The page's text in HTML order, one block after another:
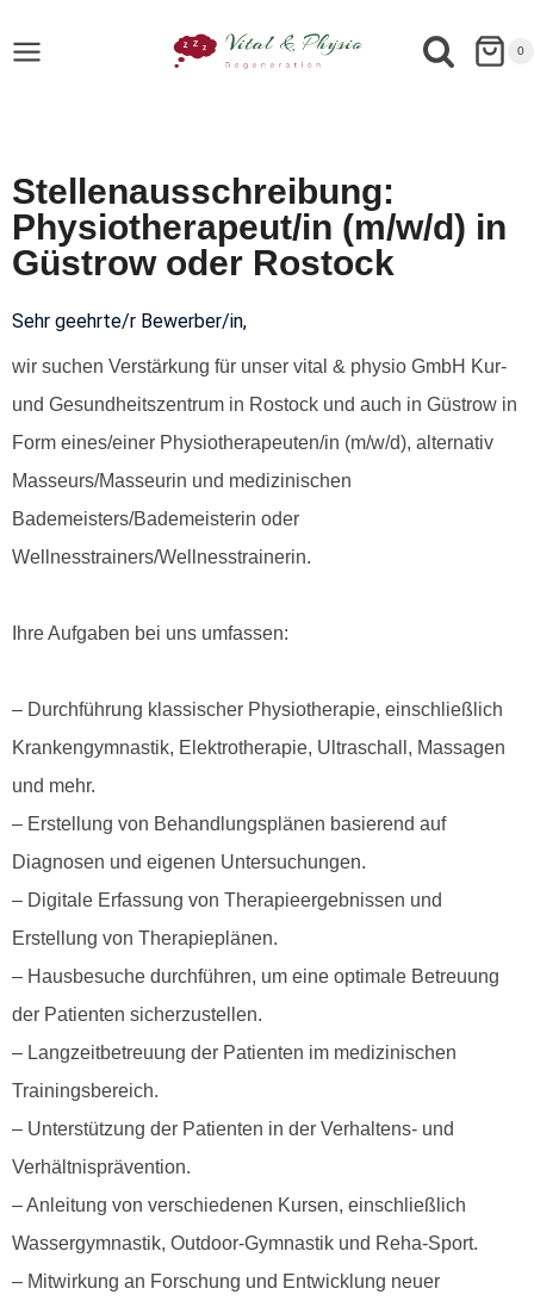
0
Stellenausschreibung:
Physiotherapeut/in (m/w/d) in
Güstrow oder Rostock
Sehr geehrte/r Bewerber/in,
wir suchen Verstärkung für unser vital & physio GmbH Kur-
und Gesundheitszentrum in Rostock und auch in Güstrow in
Form eines/einer Physiotherapeuten/in (m/w/d), alternativ
Masseurs/Masseurin und medizinischen
Bademeisters/Bademeisterin oder
Wellnesstrainers/Wellnesstrainerin.
Ihre Aufgaben bei uns umfassen:
– Durchführung klassischer Physiotherapie, einschließlich
Krankengymnastik, Elektrotherapie, Ultraschall, Massagen
und mehr.
– Erstellung von Behandlungsplänen basierend auf
Diagnosen und eigenen Untersuchungen.
– Digitale Erfassung von Therapieergebnissen und
Erstellung von Therapieplänen.
– Hausbesuche durchführen, um eine optimale Betreuung
der Patienten sicherzustellen.
– Langzeitbetreuung der Patienten im medizinischen
Trainingsbereich.
– Unterstützung der Patienten in der Verhaltens- und
Verhältnisprävention.
– Anleitung von verschiedenen Kursen, einschließlich
Wassergymnastik, Outdoor-Gymnastik und Reha-Sport.
– Mitwirkung an Forschung und Entwicklung neuer